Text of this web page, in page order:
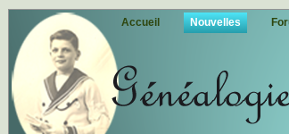
Accueil Nouvelles